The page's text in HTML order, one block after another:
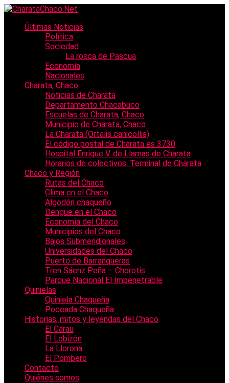
Últimas Noticias
Política
Sociedad
La rosca de Pascua
Economía
Nacionales
Charata, Chaco
Noticias de Charata
Departamento Chacabuco
Escuelas de Charata, Chaco
Municipio de Charata, Chaco
La Charata (Ortalis canicollis)
El código postal de Charata es 3730
Hospital Enrique V. de Llamas de Charata
Horarios de colectivos: Terminal de Charata
Chaco y Región
Rutas del Chaco
Clima en el Chaco
Algodón chaqueño
Dengue en el Chaco
Economía del Chaco
Municipios del Chaco
Bajos Submeridionales
Universidades del Chaco
Puerto de Barranqueras
Tren Sáenz Peña – Chorotis
Parque Nacional El Impenetrable
Quinielas
Quiniela Chaqueña
Poceada Chaqueña
Historias, mitos y leyendas del Chaco
El Carau
El Lobizón
La Llorona
El Pombero
Contacto
Quiénes somos